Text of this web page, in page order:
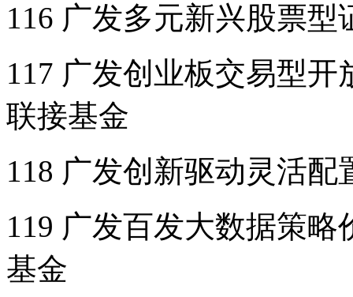
116 广发多元新兴股票型
117 广发创业板交易型
联接基金
118 广发创新驱动灵活
119 广发百发大数据策
基金